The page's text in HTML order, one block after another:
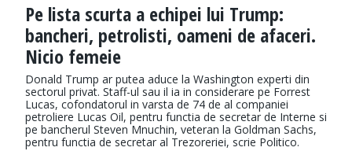
Pe lista scurta a echipei lui Trump:
bancheri, petrolisti, oameni de afaceri.
Nicio femeie
Donald Trump ar putea aduce la Washington experti din
sectorul privat. Staff-ul sau il ia in considerare pe Forrest
Lucas, cofondatorul in varsta de 74 de al companiei
petroliere Lucas Oil, pentru functia de secretar de Interne si
pe bancherul Steven Mnuchin, veteran la Goldman Sachs,
pentru functia de secretar al Trezoreriei, scrie Politico.